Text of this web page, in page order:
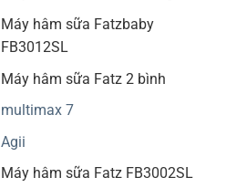
Máy hâm sữa Fatzbaby
FB3012SL
Máy hâm sữa Fatz 2 bình
multimax 7
Agii
Máy hâm sữa Fatz FB3002SL